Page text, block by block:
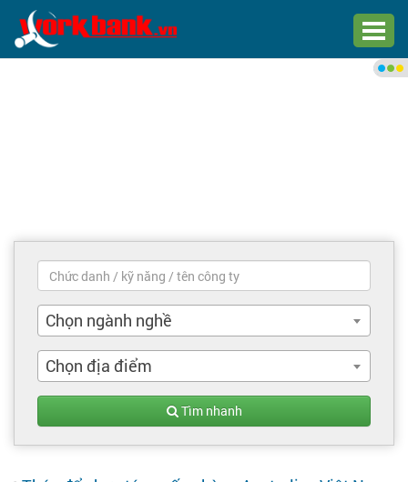
Trang chủ
Việc làm mới nhất
Tìm việc làm
Chọn ngành nghề
Chọn địa điểm
Tìm nhanh